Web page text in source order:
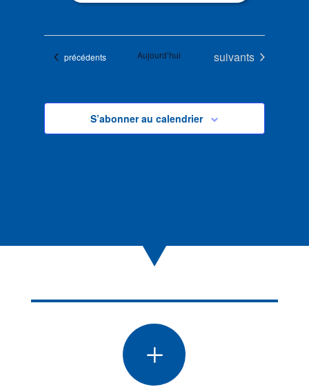
Évènements
précédents Aujourd’hui Évènements
suivants
S’abonner au calendrier
L